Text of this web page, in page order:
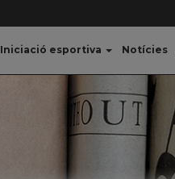
Iniciació esportiva Notícies